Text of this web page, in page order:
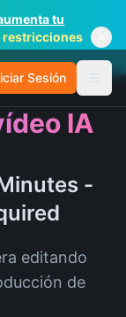
tu
restricciones
Sesión
IA
-
editando
de